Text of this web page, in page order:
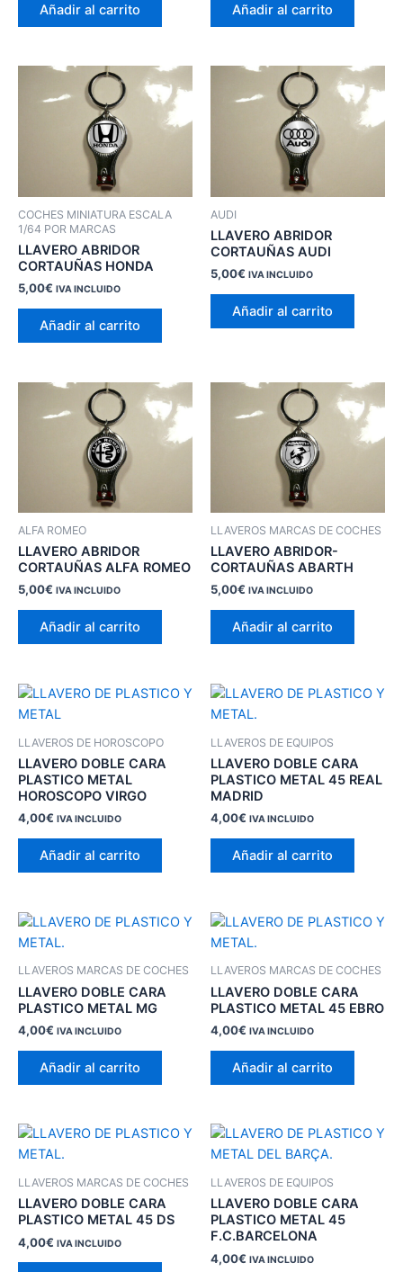
Añadir al carrito Añadir al carrito
COCHES MINIATURA ESCALA
1/64 POR MARCAS
LLAVERO ABRIDOR
CORTAUÑAS HONDA
5,00€ IVA INCLUIDO
Añadir al carrito
AUDI
LLAVERO ABRIDOR
CORTAUÑAS AUDI
5,00€ IVA INCLUIDO
Añadir al carrito
ALFA ROMEO
LLAVERO ABRIDOR
CORTAUÑAS ALFA ROMEO
5,00€ IVA INCLUIDO
Añadir al carrito
LLAVEROS MARCAS DE COCHES
LLAVERO ABRIDOR-
CORTAUÑAS ABARTH
5,00€ IVA INCLUIDO
Añadir al carrito
LLAVEROS DE HOROSCOPO
LLAVERO DOBLE CARA
PLASTICO METAL
HOROSCOPO VIRGO
4,00€ IVA INCLUIDO
Añadir al carrito
LLAVEROS DE EQUIPOS
LLAVERO DOBLE CARA
PLASTICO METAL 45 REAL
MADRID
4,00€ IVA INCLUIDO
Añadir al carrito
LLAVEROS MARCAS DE COCHES
LLAVERO DOBLE CARA
PLASTICO METAL MG
4,00€ IVA INCLUIDO
Añadir al carrito
LLAVEROS MARCAS DE COCHES
LLAVERO DOBLE CARA
PLASTICO METAL 45 EBRO
4,00€ IVA INCLUIDO
Añadir al carrito
LLAVEROS MARCAS DE COCHES
LLAVERO DOBLE CARA
PLASTICO METAL 45 DS
4,00€ IVA INCLUIDO
LLAVEROS DE EQUIPOS
LLAVERO DOBLE CARA
PLASTICO METAL 45
F.C.BARCELONA
4,00€ IVA INCLUIDO